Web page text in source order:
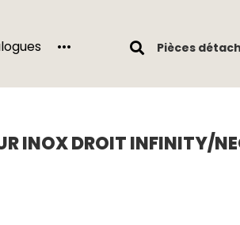
··· Pièces
INOX DROIT INFINITY/